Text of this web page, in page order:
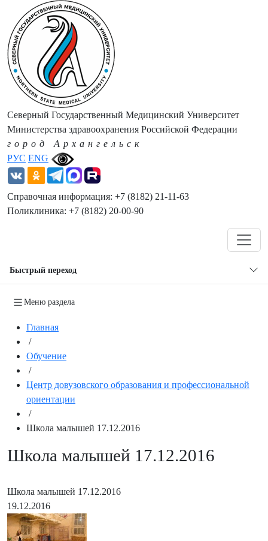
РУС ENG
Северный Государственный Медицинский Университет
Министерства здравоохранения Российской Федерации
город Архангельск
Справочная информация: +7 (8182) 21-11-63
Поликлиника: +7 (8182) 20-00-90
Быстрый переход
Меню раздела
Главная
/
Обучение
/
Центр довузовского образования и профессиональной
ориентации
/
Школа малышей 17.12.2016
Школа малышей 17.12.2016
Школа малышей 17.12.2016
19.12.2016